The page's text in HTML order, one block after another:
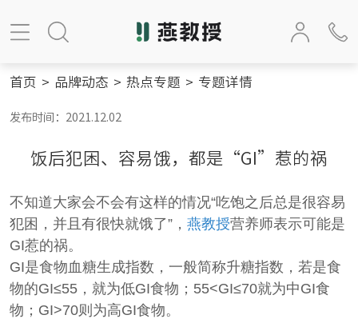
首页 > 品牌动态 > 热点专题 > 专题详情
发布时间：2021.12.02
饭后犯困、容易饿，都是“GI”惹的祸
不知道大家会不会有这样的情况“吃饱之后总是很容易
犯困，并且有很快就饿了”， 燕教授营养师表示可能是
GI惹的祸。
GI是食物血糖生成指数，一般简称升糖指数，若是食
物的GI≤55，就为低GI食物；55<GI≤70就为中GI食
物；GI>70则为高GI食物。